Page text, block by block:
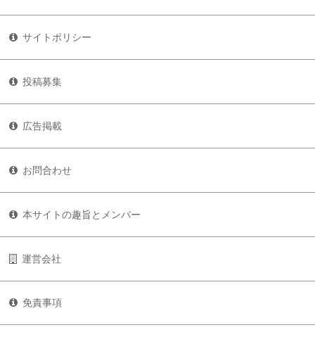
サイトポリシー
投稿募集
広告掲載
お問合わせ
本サイトの趣旨とメンバー
運営会社
免責事項